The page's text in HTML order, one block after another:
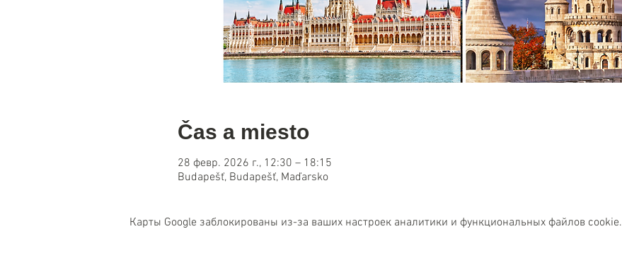
Čas a miesto
28 февр. 2026 г., 12:30 – 18:15
Budapešť, Budapešť, Maďarsko
Карты Google заблокированы из-за ваших настроек аналитики и функциональных файлов cookie.